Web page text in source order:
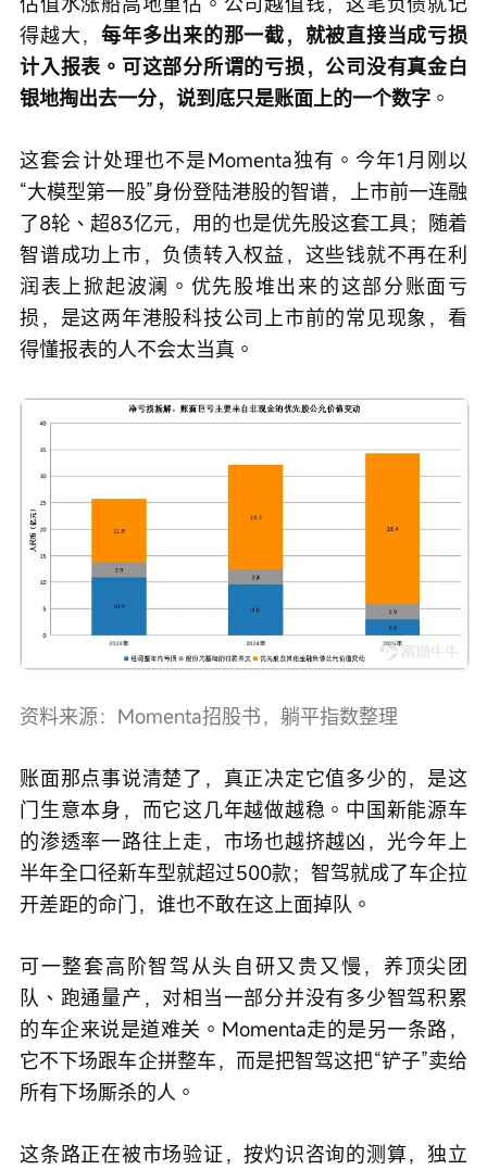
得越大，每年多出来的那一截，就被直接当成亏损
计入报表。可这部分所谓的亏损，公司没有真金白
银地掏出去一分，说到底只是账面上的一个数字 。
这套会计处理也不是Momenta独有。今年1月刚以
“大模型第一股”身份登陆港股的智谱，上市前一连融
了8轮、超83亿元，用的也是优先股这套工具；随着
智谱成功上市，负债转入权益，这些钱就不再在利
润表上掀起波澜。优先股堆出来的这部分账面亏
损，是这两年港股科技公司上市前的常见现象，看
得懂报表的人不会太当真。
资料来源：Momenta招股书，躺平指数整理
账面那点事说清楚了，真正决定它值多少的，是这
门生意本身，而它这几年越做越稳。中国新能源车
的渗透率一路往上走，市场也越挤越凶，光今年上
半年全口径新车型就超过500款；智驾就成了车企拉
开差距的命门，谁也不敢在这上面掉队。
可一整套高阶智驾从头自研又贵又慢，养顶尖团
队、跑通量产，对相当一部分并没有多少智驾积累
的车企来说是道难关。Momenta走的是另一条路，
它不下场跟车企拼整车，而是把智驾这把“铲子”卖给
所有下场厮杀的人。
这条路正在被市场验证，按灼识咨询的测算，独立